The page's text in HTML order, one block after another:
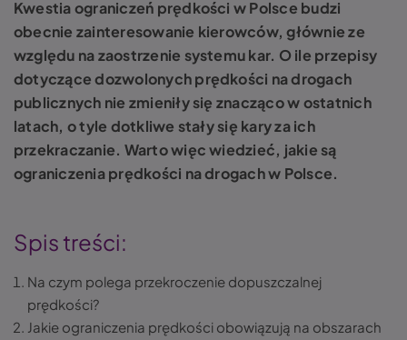
Kwestia ograniczeń prędkości w Polsce budzi
obecnie zainteresowanie kierowców, głównie ze
względu na zaostrzenie systemu kar. O ile przepisy
dotyczące dozwolonych prędkości na drogach
publicznych nie zmieniły się znacząco w ostatnich
latach, o tyle dotkliwe stały się kary za ich
przekraczanie. Warto więc wiedzieć, jakie są
ograniczenia prędkości na drogach w Polsce.
Spis treści:
Na czym polega przekroczenie dopuszczalnej
prędkości?
Jakie ograniczenia prędkości obowiązują na obszarach